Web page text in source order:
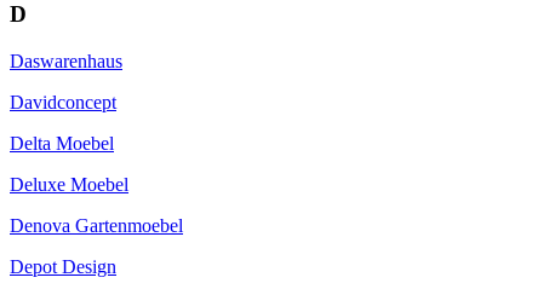
D
Daswarenhaus
Davidconcept
Delta Moebel
Deluxe Moebel
Denova Gartenmoebel
Depot Design